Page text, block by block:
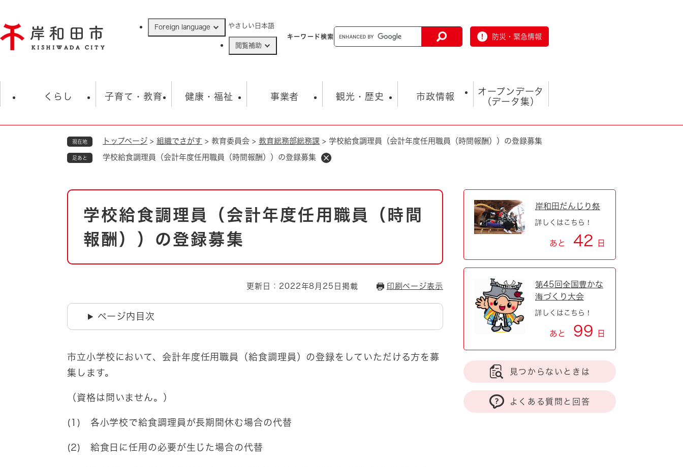
ジ
の
Foreign language やさしい日本語
閲覧補助
キーワード検索 防災・緊急情報
くらし
住民票・戸籍
ごみ・衛生・動物 救急・消防
防災・防犯 上水道・下水道
自然・環境・公園 住宅
引っ越し
道路・河川・交通
子育て・教育
学校 子育て
健康・福祉
福祉・健康・生活 生涯学習・スポーツ
事業者
入札・契約情報 まちづくり・協働
環境 福祉・介護
観光・歴史
観光 観光スポット
市政情報
市の概要 総合計画
市政 職員採用情報
市役所・施設の案内
オープンデータ
（データ集）
オープンデータ
現在地 トップページ > 組織でさがす > 教育委員会 > 教育総務部総務課 > 学校給食調理員（会計年度任用職員（時間報酬））の登録募集
足あと 学校給食調理員（会計年度任用職員（時間報酬））の登録募集
本
学校給食調理員（会計年度任用職員（時間
報酬））の登録募集
更新日：2022年8月25日掲載 印刷ページ表示
ページ内目次
市立小学校において、会計年度任用職員（給食調理員）の登録をしていただける方を募
集します。
（資格は問いません。）
(1) 各小学校で給食調理員が長期間休む場合の代替
(2) 給食日に任用の必要が生じた場合の代替
岸和田だんじり祭
詳しくはこちら！
あと 42 日
第45回全国豊かな
海づくり大会
詳しくはこちら！
あと 99 日
見つからないときは
よくある質問と回答